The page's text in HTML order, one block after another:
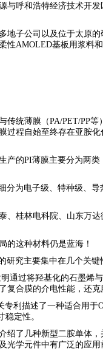
与呼和浩特经济技术开
地子公司以及位于太原
性AMOLED基板用浆料
传统薄膜（PA/PET/PP
过程自始至终存在亚胺
产的PI薄膜主要分为两
分为电子级、特种级、
、桂林电科院、山东万
的这种材料仍是蓝海！
研究主要集中在几个关
通过将羟基化的石墨烯
复合膜的介电性能，还
利描述了一种适合用
定性。
绍了几种新型二胺单体
光学元件中有广泛的应用